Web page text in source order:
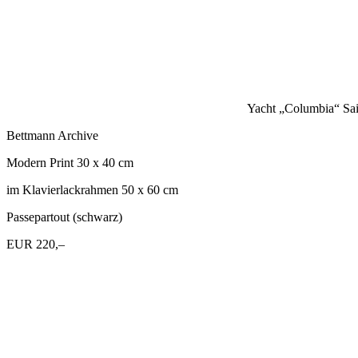
Yacht „Columbia“
Bettmann Archive
Modern Print 30 x 40 cm
im Klavierlackrahmen 50 x 60 cm
Passepartout (schwarz)
EUR 220,–